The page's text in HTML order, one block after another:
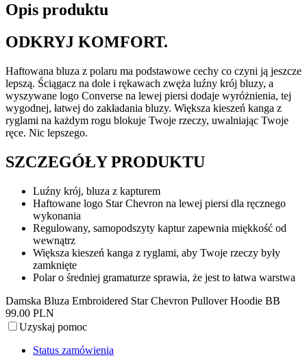
Opis produktu
ODKRYJ KOMFORT.
Haftowana bluza z polaru ma podstawowe cechy co czyni ją jeszcze
lepszą. Ściągacz na dole i rękawach zwęża luźny krój bluzy, a
wyszywane logo Converse na lewej piersi dodaje wyróżnienia, tej
wygodnej, łatwej do zakładania bluzy. Większa kieszeń kanga z
ryglami na każdym rogu blokuje Twoje rzeczy, uwalniając Twoje
ręce. Nic lepszego.
SZCZEGÓŁY PRODUKTU
Luźny krój, bluza z kapturem
Haftowane logo Star Chevron na lewej piersi dla ręcznego
wykonania
Regulowany, samopodszyty kaptur zapewnia miękkość od
wewnątrz
Większa kieszeń kanga z ryglami, aby Twoje rzeczy były
zamknięte
Polar o średniej gramaturze sprawia, że jest to łatwa warstwa
Damska Bluza Embroidered Star Chevron Pullover Hoodie BB
99.00 PLN
Uzyskaj pomoc
Status zamówienia